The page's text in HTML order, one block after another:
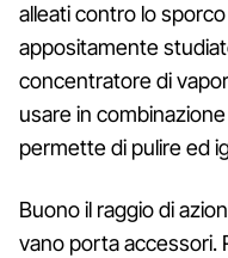
alleati contro lo
appositamente
concentratore di
usare in
permette di pulire ed
Buono il raggio di
vano porta accessori.